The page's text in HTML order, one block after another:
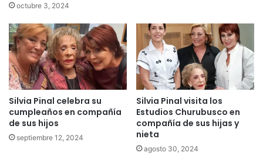
octubre 3, 2024
Silvia Pinal celebra su
cumpleaños en compañía
de sus hijos
septiembre 12, 2024
Silvia Pinal visita los
Estudios Churubusco en
compañía de sus hijas y
nieta
agosto 30, 2024